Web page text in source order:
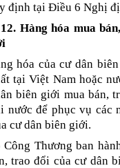
định tại Điều 6 Nghị
Hàng hóa mua
hóa của cư dân
tại Việt Nam hoặc
biên giới mua bán,
nước để phục vụ các
cư dân biên giới.
Công Thương ban
trao đổi của cư dân